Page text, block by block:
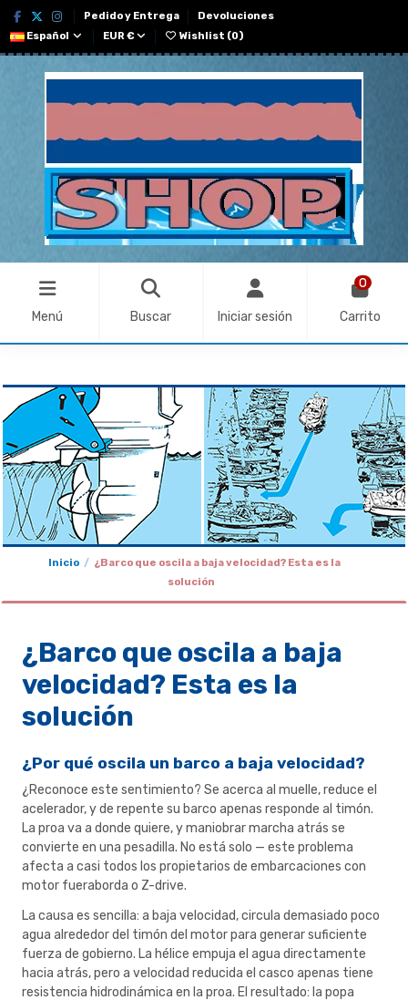
Pedido y Entrega
Devoluciones
Español
EUR € Wishlist (0)
Menú Buscar Iniciar sesión
0
Carrito
Inicio
¿Barco que oscila a baja velocidad? Esta es la
solución
¿Barco que oscila a baja
velocidad? Esta es la
solución
¿Por qué oscila un barco a baja velocidad?
¿Reconoce este sentimiento? Se acerca al muelle, reduce el
acelerador, y de repente su barco apenas responde al timón.
La proa va a donde quiere, y maniobrar marcha atrás se
convierte en una pesadilla. No está solo — este problema
afecta a casi todos los propietarios de embarcaciones con
motor fueraborda o Z-drive.
La causa es sencilla: a baja velocidad, circula demasiado poco
agua alrededor del timón del motor para generar suficiente
fuerza de gobierno. La hélice empuja el agua directamente
hacia atrás, pero a velocidad reducida el casco apenas tiene
resistencia hidrodinámica en la proa. El resultado: la popa